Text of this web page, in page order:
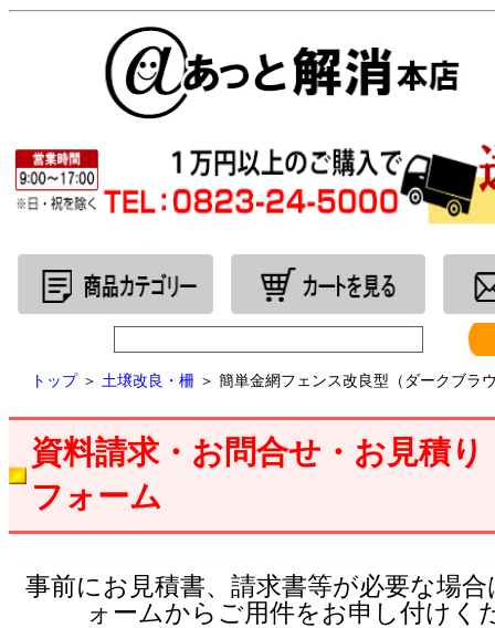
トップ＞ 土壌改良・柵 ＞ 簡単金網フェンス改良型（ダークブラ
資料請求・お問合せ・お見積
フォーム
事前にお見積書、請求書等が必要な場
ォームからご用件をお申し付けく